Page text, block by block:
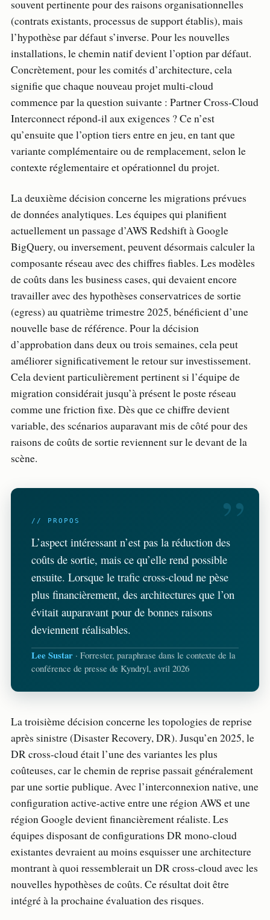
souvent pertinente pour des raisons organisationnelles
(contrats existants, processus de support établis), mais
l’hypothèse par défaut s’inverse. Pour les nouvelles
installations, le chemin natif devient l’option par défaut.
Concrètement, pour les comités d’architecture, cela
signifie que chaque nouveau projet multi-cloud
commence par la question suivante : Partner Cross-Cloud
Interconnect répond-il aux exigences ? Ce n’est
qu’ensuite que l’option tiers entre en jeu, en tant que
variante complémentaire ou de remplacement, selon le
contexte réglementaire et opérationnel du projet.
La deuxième décision concerne les migrations prévues
de données analytiques. Les équipes qui planifient
actuellement un passage d’AWS Redshift à Google
BigQuery, ou inversement, peuvent désormais calculer la
composante réseau avec des chiffres fiables. Les modèles
de coûts dans les business cases, qui devaient encore
travailler avec des hypothèses conservatrices de sortie
(egress) au quatrième trimestre 2025, bénéficient d’une
nouvelle base de référence. Pour la décision
d’approbation dans deux ou trois semaines, cela peut
améliorer significativement le retour sur investissement.
Cela devient particulièrement pertinent si l’équipe de
migration considérait jusqu’à présent le poste réseau
comme une friction fixe. Dès que ce chiffre devient
variable, des scénarios auparavant mis de côté pour des
raisons de coûts de sortie reviennent sur le devant de la
scène.
”
// PROPOS
L’aspect intéressant n’est pas la réduction des
coûts de sortie, mais ce qu’elle rend possible
ensuite. Lorsque le trafic cross-cloud ne pèse
plus financièrement, des architectures que l’on
évitait auparavant pour de bonnes raisons
deviennent réalisables.
Lee Sustar · Forrester, paraphrase dans le contexte de la
conférence de presse de Kyndryl, avril 2026
La troisième décision concerne les topologies de reprise
après sinistre (Disaster Recovery, DR). Jusqu’en 2025, le
DR cross-cloud était l’une des variantes les plus
coûteuses, car le chemin de reprise passait généralement
par une sortie publique. Avec l’interconnexion native, une
configuration active-active entre une région AWS et une
région Google devient financièrement réaliste. Les
équipes disposant de configurations DR mono-cloud
existantes devraient au moins esquisser une architecture
montrant à quoi ressemblerait un DR cross-cloud avec les
nouvelles hypothèses de coûts. Ce résultat doit être
intégré à la prochaine évaluation des risques.